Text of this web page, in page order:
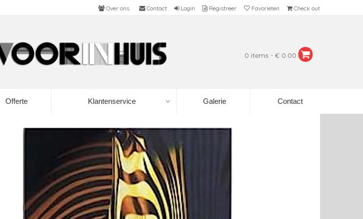
Over ons Contact Login Registreer Favorieten Check out
0 items - € 0.00
Offerte Klantenservice Galerie Contact